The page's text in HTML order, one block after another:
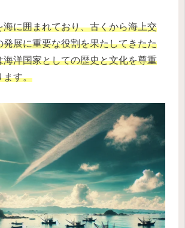
に囲まれており、古くから海上交
発展に重要な役割を果たしてきたた
海洋国家としての歴史と文化を尊重
ます。